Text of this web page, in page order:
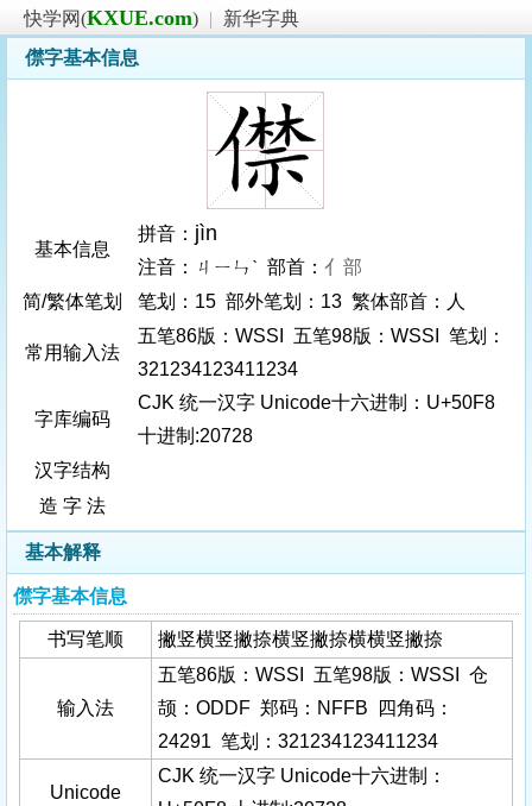
快学网(KXUE.com) |
新华字典
僸字基本信息
基本信息
拼音： jìn
注音：ㄐㄧㄣˋ 部首： 亻部
简/繁体笔划
笔划：15 部外笔划：13 繁体部首：人
常用输入法
五笔86版：WSSI 五笔98版：WSSI 笔划：
321234123411234
字库编码
CJK 统一汉字 Unicode十六进制：U+50F8
十进制:20728
汉字结构
造 字 法
基本解释
僸字基本信息
书写笔顺 撇竖横竖撇捺横竖撇捺横横竖撇捺
输入法
五笔86版：WSSI 五笔98版：WSSI 仓
颉：ODDF 郑码：NFFB 四角码：
24291 笔划：321234123411234
Unicode
CJK 统一汉字 Unicode十六进制：